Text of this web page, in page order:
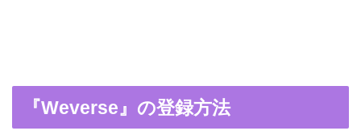
『Weverse』の登録方法